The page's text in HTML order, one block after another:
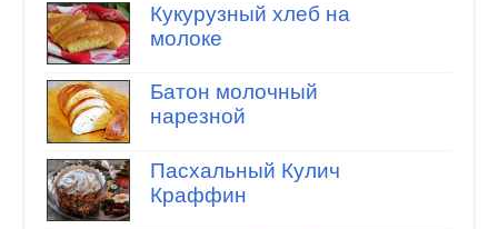
Кукурузный хлеб на
молоке
Батон молочный
нарезной
Пасхальный Кулич
Краффин